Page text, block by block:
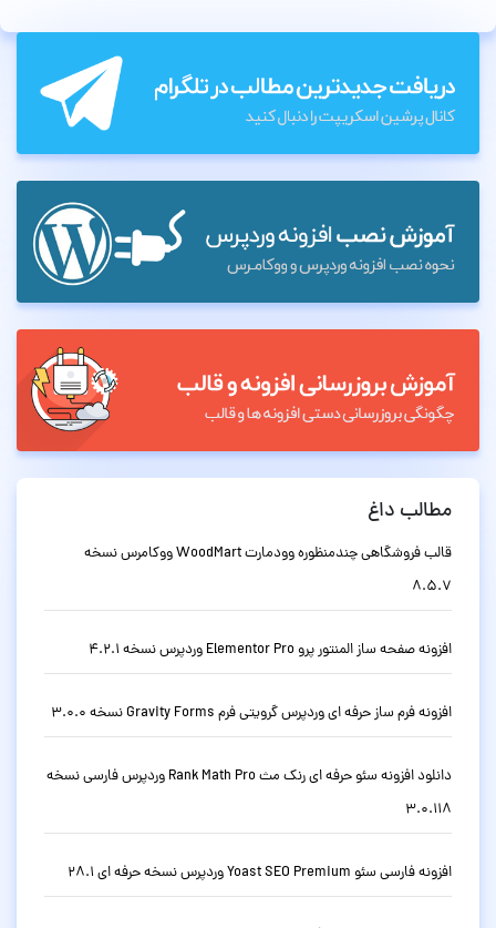
مطالب داغ
قالب فروشگاهی چندمنظوره وودمارت WoodMart ووکامرس نسخه
8.5.7
افزونه صفحه ساز المنتور پرو Elementor Pro وردپرس نسخه 4.2.1
افزونه فرم ساز حرفه ای وردپرس گرویتی فرم Gravity Forms نسخه 3.0.0
دانلود افزونه سئو حرفه ای رنک مث Rank Math Pro وردپرس فارسی نسخه
3.0.118
افزونه فارسی سئو Yoast SEO Premium وردپرس نسخه حرفه ای 28.1